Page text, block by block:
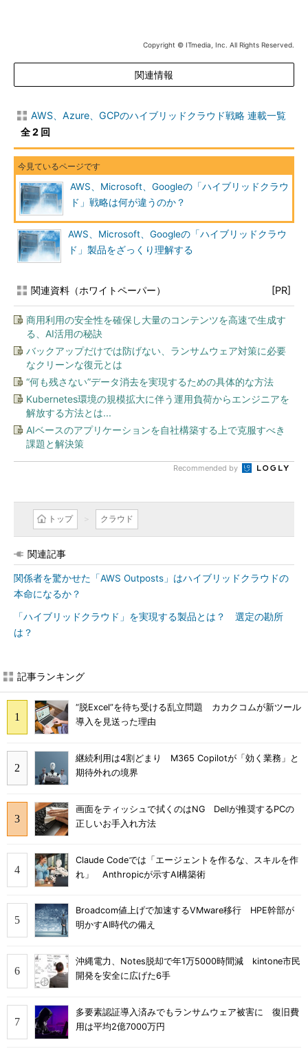
Copyright © ITmedia, Inc. All Rights Reserved.
関連情報
AWS、Azure、GCPのハイブリッドクラウド戦略 連載一覧
全 2 回
AWS、Microsoft、Googleの「ハイブリッドクラウ
ド」戦略は何が違うのか？
AWS、Microsoft、Googleの「ハイブリッドクラウ
ド」製品をざっくり理解する
関連資料（ホワイトペーパー） [PR]
商用利用の安全性を確保し大量のコンテンツを高速で生成す
る、AI活用の秘訣
バックアップだけでは防げない、ランサムウェア対策に必要
なクリーンな復元とは
“何も残さない”データ消去を実現するための具体的な方法
Kubernetes環境の規模拡大に伴う運用負荷からエンジニアを
解放する方法とは...
AIベースのアプリケーションを自社構築する上で克服すべき
課題と解決策
Recommended by
トップ クラウド
関連記事
関係者を驚かせた「AWS Outposts」はハイブリッドクラウドの
本命になるか？
「ハイブリッドクラウド」を実現する製品とは？ 選定の勘所
は？
記事ランキング
“脱Excel”を待ち受ける乱立問題 カカクコムが新ツール
導入を見送った理由
継続利用は4割どまり M365 Copilotが「効く業務」と
期待外れの境界
画面をティッシュで拭くのはNG Dellが推奨するPCの
正しいお手入れ方法
Claude Codeでは「エージェントを作るな、スキルを作
れ」 Anthropicが示すAI構築術
Broadcom値上げで加速するVMware移行 HPE幹部が
明かすAI時代の備え
沖縄電力、Notes脱却で年1万5000時間減 kintone市民
開発を安全に広げた6手
多要素認証導入済みでもランサムウェア被害に 復旧費
用は平均2億7000万円